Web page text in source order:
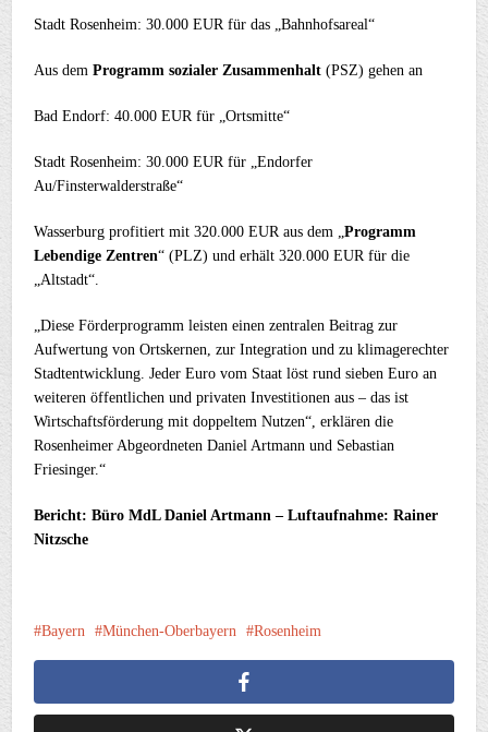
Stadt Rosenheim: 30.000 EUR für das „Bahnhofsareal“
Aus demProgramm sozialer Zusammenhalt (PSZ) gehen an
Bad Endorf: 40.000 EUR für „Ortsmitte“
Stadt Rosenheim: 30.000 EUR für „Endorfer
Au/Finsterwalderstraße“
Wasserburg profitiert mit 320.000 EUR aus dem „Programm
Lebendige Zentren“ (PLZ) und erhält 320.000 EUR für die
„Altstadt“.
„Diese Förderprogramm leisten einen zentralen Beitrag zur
Aufwertung von Ortskernen, zur Integration und zu klimagerechter
Stadtentwicklung. Jeder Euro vom Staat löst rund sieben Euro an
weiteren öffentlichen und privaten Investitionen aus – das ist
Wirtschaftsförderung mit doppeltem Nutzen“, erklären die
Rosenheimer Abgeordneten Daniel Artmann und Sebastian
Friesinger.“
Bericht: Büro MdL Daniel Artmann – Luftaufnahme: Rainer
Nitzsche
Bayern München-Oberbayern Rosenheim